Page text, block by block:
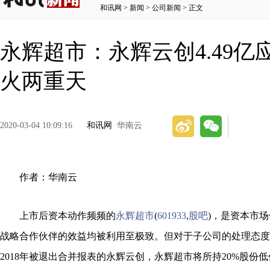
和讯网 > 新闻 > 公司新闻 > 正文
永辉超市：永辉云创4.49亿
火两重天
2020-03-04 10:09:16 和讯网 华南云
作者：华南云
上市后资本动作频频的永辉超市(601933, 股吧)，是资本市
战略合作伙伴的效益均被利用至极致。但对于子公司的处理态
2018年被退出合并报表的永辉云创，永辉超市将所持20%股份